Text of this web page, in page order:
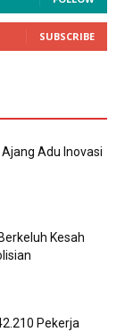
SUBSCRIBE
Adu Inovasi
Kesah
Pekerja